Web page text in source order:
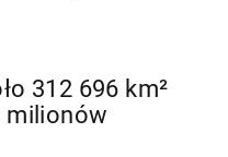
312 696 km²
milionów